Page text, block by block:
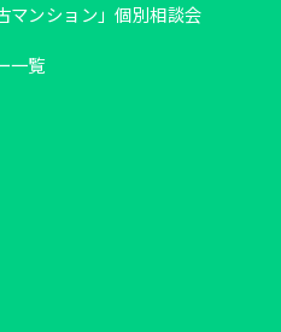
マンション」個別相談会
一覧